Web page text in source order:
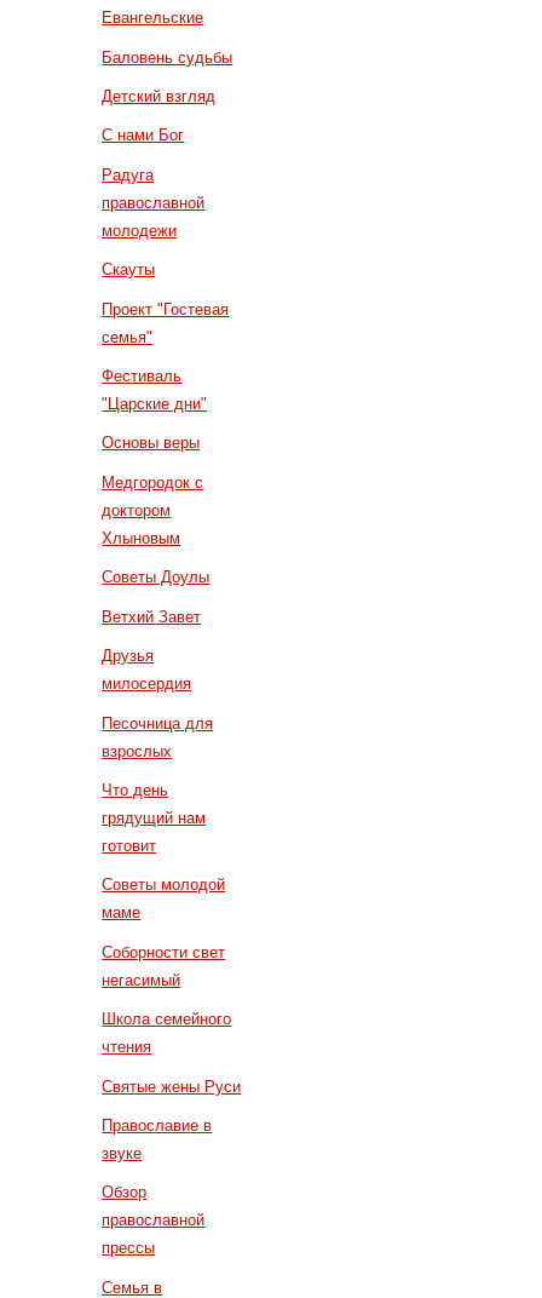
Евангельские
Баловень судьбы
Детский взгляд
С нами Бог
Радуга
православной
молодежи
Скауты
Проект "Гостевая
семья"
Фестиваль
"Царские дни"
Основы веры
Медгородок с
доктором
Хлыновым
Советы Доулы
Ветхий Завет
Друзья
милосердия
Песочница для
взрослых
Что день
грядущий нам
готовит
Советы молодой
маме
Соборности свет
негасимый
Школа семейного
чтения
Святые жены Руси
Православие в
звуке
Обзор
православной
прессы
Семья в